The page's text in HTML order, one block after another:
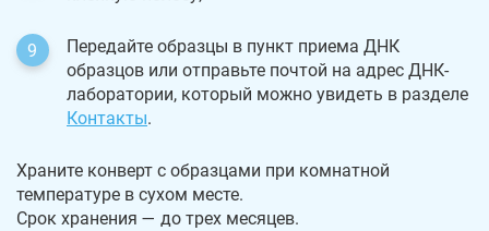
Передайте образцы в пункт приема ДНК
образцов или отправьте почтой на адрес ДНК-
лаборатории, который можно увидеть в разделе
Контакты.
Храните конверт с образцами при комнатной
температуре в сухом месте.
Срок хранения — до трех месяцев.